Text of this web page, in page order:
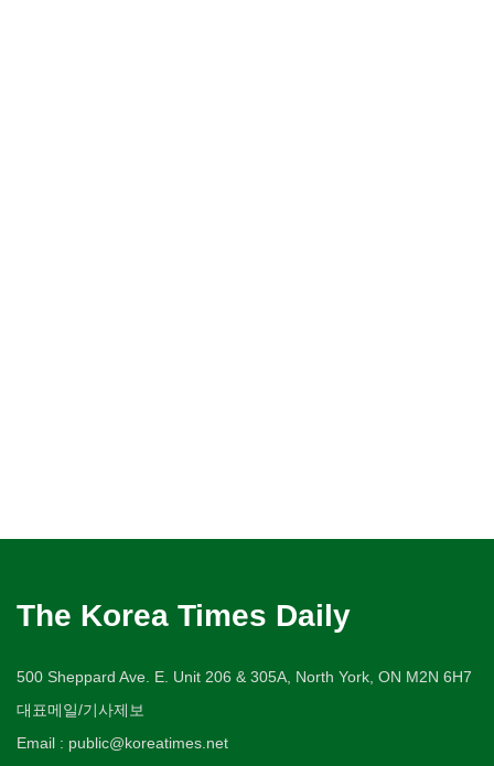
The Korea Times Daily
500 Sheppard Ave. E. Unit 206 & 305A, North York, ON M2N 6H7
대표메일/기사제보
Email : public@koreatimes.net